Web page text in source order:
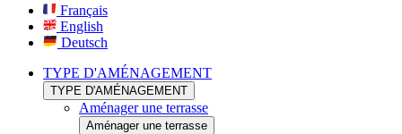
Français
English
Deutsch
TYPE D'AMÉNAGEMENT
TYPE D'AMÉNAGEMENT
Aménager une terrasse
Aménager une terrasse